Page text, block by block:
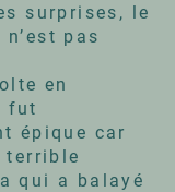
surprises, le
pas
en
fut
épique car
terrible
qui a balayé